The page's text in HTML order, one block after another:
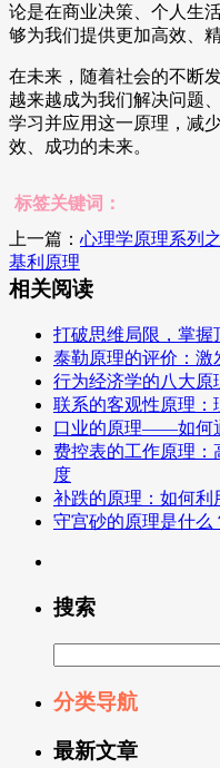
论是在商业决策、个人生
够为我们提供更加高效、
在未来，随着社会的不断
越来越成为我们解决问题
学习并应用这一原理，减
效、成功的未来。
标签关键词：
上一篇： 心理学原理系列之
基利原理
相关阅读
打破思维局限，掌握
泰勒原理的评价：激
行为经济学的八大原
联系的客观性原理：
口业的原理——如何
费控表的工作原理：
度
补跌的原理：如何利
守宫砂的原理是什么
搜索
分类导航
最新文章